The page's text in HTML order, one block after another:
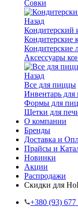
Совки
Назад
Кондитерский
Кондитерские
Кондитерские
Аксессуары
Назад
Все для пиццы
Инвентарь
Формы для
Щетки для
О компании
Бренды
Доставка и
Прайсы и
Новинки
Акции
Распродажи
Скидки для
+38‎0 (93) 677